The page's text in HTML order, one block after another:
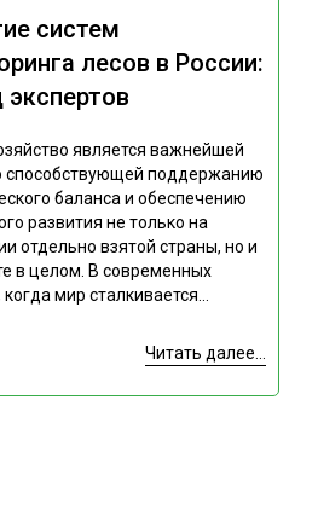
систем
лесов в России:
экспертов
является важнейшей
способствующей поддержанию
баланса и обеспечению
развития не только на
отдельно взятой страны, но и
в целом. В современных
мир сталкивается...
Читать далее...